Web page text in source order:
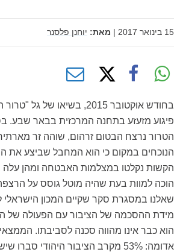
15 בינואר 2017 | מאת: יוחנן פלסנר
בחודש אוקטובר 2015, בשיאו
פיגוע מזעזע בתחנה המרכזית בבאר שבע.
הטרור נרצח הבטום זרהום, שוהה זר
הנוכחים במקום כי הוא המחבל שביצע את
הקשות נקלטו במצלמות האבטחה ומהן עלה
הוכה למוות בעת שהיה מוטל גוסס על
שאלנו במסגרת סקר שקיים המכון הישראלי
מידת ההסכמה של הציבור עם הפעולה של
הוא כבר אינו מהווה סכנה לסביבתו.
אדומה: 53% מקרב הציבור היהודי